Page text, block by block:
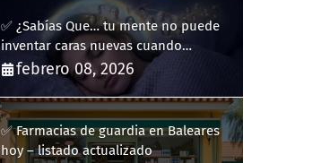
✅ ¿Sabías Que… tu mente no puede
inventar caras nuevas cuando
sueñas?
febrero 08, 2026
✅ Farmacias de guardia en Baleares
hoy – listado actualizado